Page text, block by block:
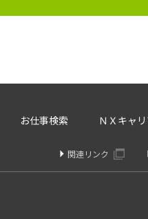
できます。
合は訂正、追加、削除を請
者提供停止を請求すること
お仕事検索 ＮＸキャ
関連リンク